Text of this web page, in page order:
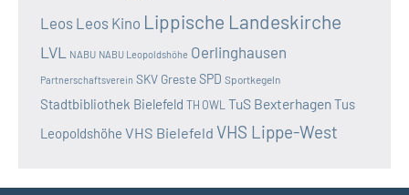
Leos Leos Kino Lippische Landeskirche
LVL NABU NABU Leopoldshöhe Oerlinghausen
Partnerschaftsverein SKV GresteSPD Sportkegeln
Stadtbibliothek Bielefeld TH OWL TuS BexterhagenTus
Leopoldshöhe VHS Bielefeld VHS Lippe-West